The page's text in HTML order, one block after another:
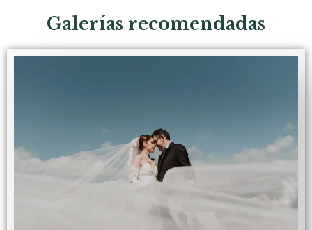
Galerías recomendadas